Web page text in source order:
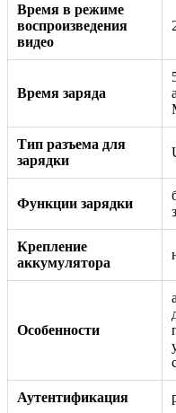
Время в режиме
воспроизведения
видео
Время заряда
Тип разъема для
зарядки
Функции зарядки
Крепление
аккумулятора
Особенности
Аутентификация